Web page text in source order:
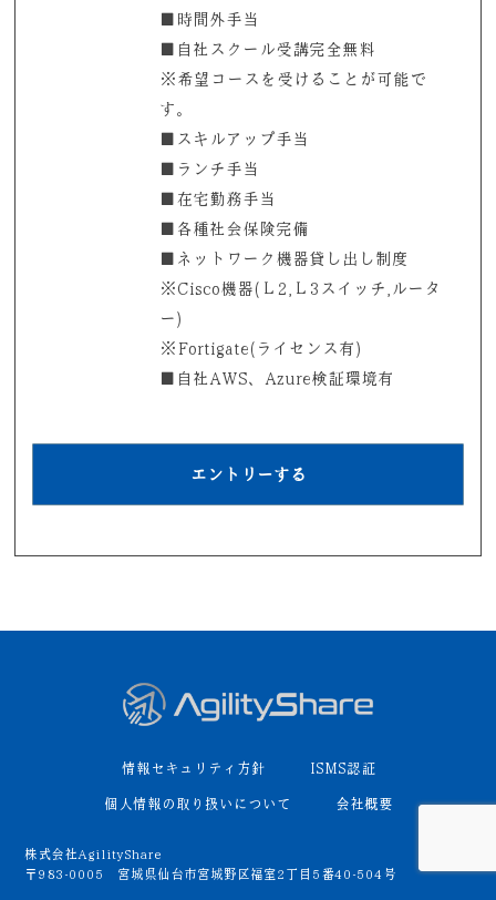
■時間外手当
■自社スクール受講完全無料
※希望コースを受けることが可能で
す。
■スキルアップ手当
■ランチ手当
■在宅勤務手当
■各種社会保険完備
■ネットワーク機器貸し出し制度
※Cisco機器(Ｌ2,Ｌ3スイッチ,ルータ
ー)
※Fortigate(ライセンス有)
■自社AWS、Azure検証環境有
エントリーする
情報セキュリティ方針 ISMS認証
個人情報の取り扱いについて 会社概要
株式会社AgilityShare
〒983-0005 宮城県仙台市宮城野区福室2丁目5番40-504号